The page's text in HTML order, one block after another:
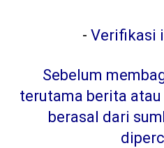
- Verifikasi
Sebelum
terutama berita
berasal dari